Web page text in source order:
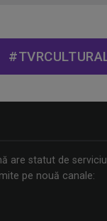
are statut de
pe nouă canale: